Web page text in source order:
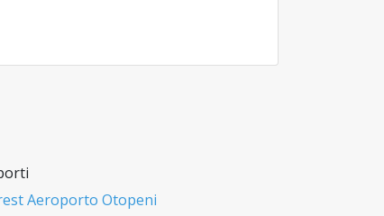
Aeroporto Otopeni